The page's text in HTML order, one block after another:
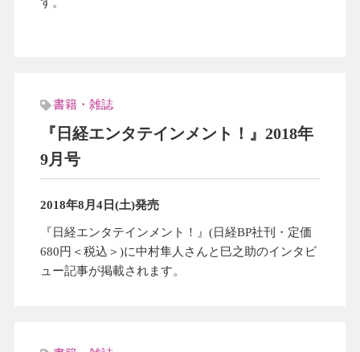
書籍・雑誌
『日経エンタテインメント！』2018年
9月号
2018年8月4日(土)発売
『日経エンタテインメント！』(日経BP社刊・定価
680円＜税込＞)に中村隼人さんと巳之助のインタビ
ュー記事が掲載されます。